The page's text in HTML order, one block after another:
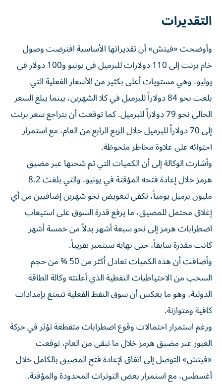
التقديرات
وأوضحت «فيتش» أن تقديراتها الأساسية افترضت وصول
خام برنت إلى 110 دولارات للبرميل في يونيو و100 دولار في
يوليو، وهي مستويات أعلى بكثير من الأسعار الفعلية التي
بلغت نحو 84 دولاراً للبرميل في كلا الشهرين، بينما يبلغ السعر
الحالي نحو 79 دولاراً للبرميل. كما توقعت أن يتراجع سعر برنت
إلى 70 دولاراً للبرميل خلال الربع الرابع من العام، مع استمرار
احتوائه على علاوة مخاطر ملحوظة.
وأشارت الوكالة إلى أن الكميات التي تم شحنها عبر مضيق
هرمز خلال إعادة فتحه المؤقتة في يونيو، والتي بلغت 8.2
مليون برميل يومياً، تكفي لتعويض نحو شهرين إضافيين من أي
إغلاق محتمل للمضيق، ما يرفع قدرة السوق على استيعاب
اضطرابات هرمز إلى نحو سبعة أشهر بدلاً من خمسة أشهر
كانت مقدرة سابقاً، حتى نهاية سبتمبر تقريباً.
وأضافت أن هذه الكميات تعادل أكثر من 50 % من حجم
السحب من الاحتياطيات النفطية الذي أعلنته وكالة الطاقة
الدولية، وهو ما يعكس أن سوق النفط الفعلية تتمتع بإمدادات
كافية ومتوازنة.
ورغم استمرار احتمالات وقوع اضطرابات متقطعة تؤثر في حركة
العبور عبر مضيق هرمز خلال ما تبقى من العام، توقعت
«فيتش» التوصل إلى اتفاق لإعادة فتح المضيق بالكامل خلال
أغسطس، مع استمرار بعض التوترات المحدودة والمؤقتة.